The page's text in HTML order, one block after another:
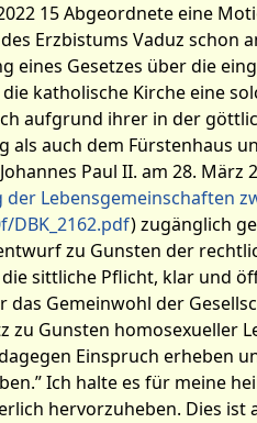
15 Abgeordnete eine
Erzbistums Vaduz schon
eines Gesetzes über die
katholische Kirche eine
aufgrund ihrer in der
auch dem Fürstenhaus
Paul II. am 28. März
Lebensgemeinschaften
DBK_2162.pdf) zugänglich
zu Gunsten der
sittliche Pflicht, klar und
Gemeinwohl der
zu Gunsten homosexueller
Einspruch erheben
Ich halte es für meine
hervorzuheben. Dies ist